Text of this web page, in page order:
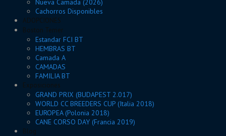
Nueva Camada (2026)
Cachorros Disponibles
ADOPCIONES
Boston Terrier
Estandar FCI BT
HEMBRAS BT
Camada A
CAMADAS
FAMILIA BT
Exposiciones
GRAND PRIX (BUDAPEST 2.017)
WORLD CC BREEDERS CUP (Italia 2018)
EUROPEA (Polonia 2018)
CANE CORSO DAY (Francia 2019)
Blog